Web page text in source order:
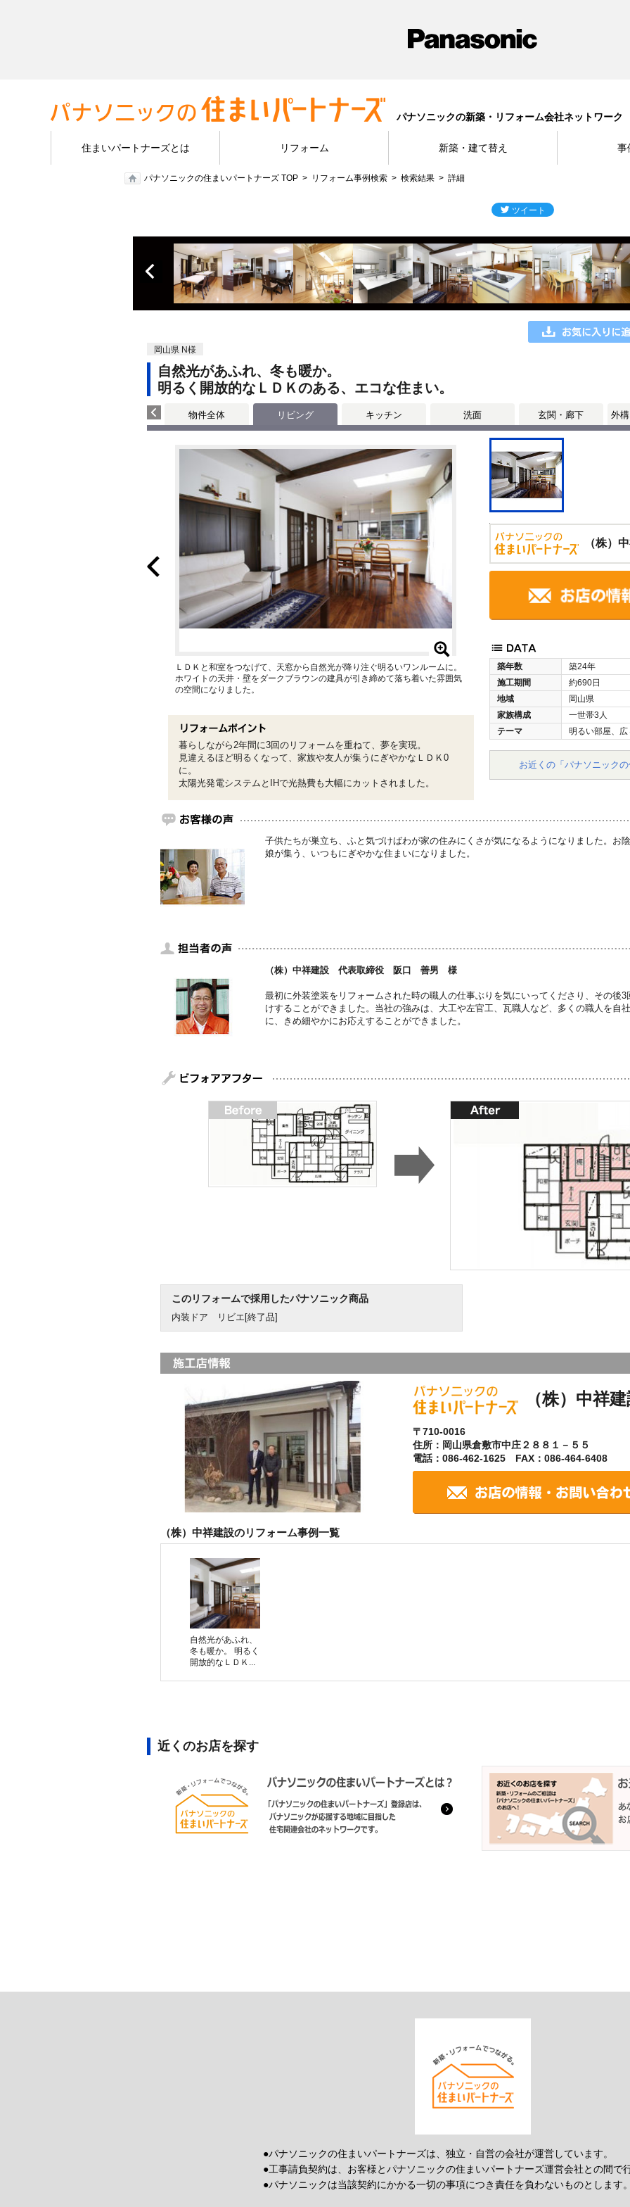
パナソニックの新築・リフォーム会社ネットワーク
住まいパートナーズとは リフォーム 新築・建て替え 事
パナソニックの住まいパートナーズ TOP リフォーム事例検索 検索結果 詳細
岡山県 N様
自然光があふれ、冬も暖か。
明るく開放的なＬＤＫのある、エコな住まい。
物件全体 リビング キッチン 洗面 玄関・廊下 外
（株）
築年数
築24年
施工期間
約690日
地域
岡山県
家族構成
一世帯3人
テーマ
明るい部屋、広
お近くの「パナソニック
ＬＤＫと和室をつなげて、天窓から自然光が降り注ぐ明るいワンルームに。
ホワイトの天井・壁をダークブラウンの建具が引き締めて落ち着いた雰囲気
の空間になりました。
暮らしながら2年間に3回のリフォームを重ねて、夢を実現。
見違えるほど明るくなって、家族や友人が集うにぎやかなＬＤＫ0
に。
太陽光発電システムとIHで光熱費も大幅にカットされました。
子供たちが巣立ち、ふと気づけばわが家の住みにくさが気になるようになりました。お
娘が集う、いつもにぎやかな住まいになりました。
（株）中祥建設 代表取締役 阪口 善男 様
最初に外装塗装をリフォームされた時の職人の仕事ぶりを気にいってくださり、その後
けすることができました。当社の強みは、大工や左官工、瓦職人など、多くの職人を自
に、きめ細やかにお応えすることができました。
このリフォームで採用したパナソニック商品
内装ドア リビエ[終了品]
（株）中祥
〒710-0016
住所：岡山県倉敷市中庄２８８１－５５
電話：086-462-1625 FAX：086-464-6408
（株）中祥建設のリフォーム事例一覧
自然光があふれ、
冬も暖か。 明るく
開放的なＬＤＫ...
近くのお店を探す
●パナソニックの住まいパートナーズは、独立・自営の会社が運営しています。
●工事請負契約は、お客様とパナソニックの住まいパートナーズ運営会社との間で
●パナソニックは当該契約にかかる一切の事項につき責任を負わないものとします